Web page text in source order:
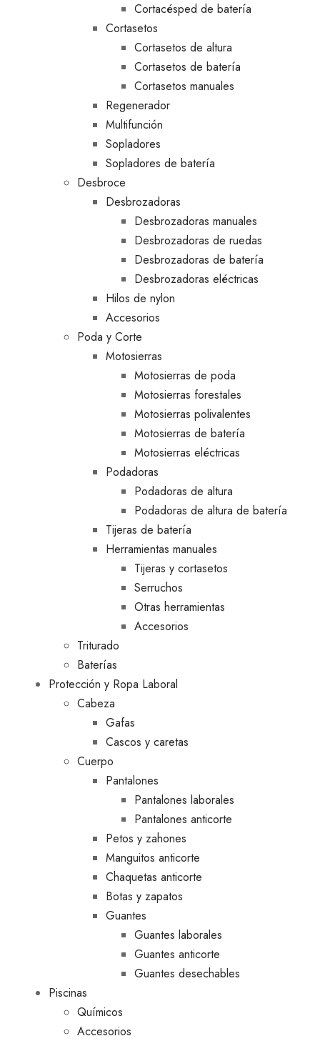
Cortacésped de batería
Cortasetos
Cortasetos de altura
Cortasetos de batería
Cortasetos manuales
Regenerador
Multifunción
Sopladores
Sopladores de batería
Desbroce
Desbrozadoras
Desbrozadoras manuales
Desbrozadoras de ruedas
Desbrozadoras de batería
Desbrozadoras eléctricas
Hilos de nylon
Accesorios
Poda y Corte
Motosierras
Motosierras de poda
Motosierras forestales
Motosierras polivalentes
Motosierras de batería
Motosierras eléctricas
Podadoras
Podadoras de altura
Podadoras de altura de batería
Tijeras de batería
Herramientas manuales
Tijeras y cortasetos
Serruchos
Otras herramientas
Accesorios
Triturado
Baterías
Protección y Ropa Laboral
Cabeza
Gafas
Cascos y caretas
Cuerpo
Pantalones
Pantalones laborales
Pantalones anticorte
Petos y zahones
Manguitos anticorte
Chaquetas anticorte
Botas y zapatos
Guantes
Guantes laborales
Guantes anticorte
Guantes desechables
Piscinas
Químicos
Accesorios